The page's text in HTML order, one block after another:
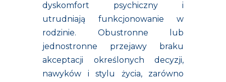
dyskomfort psychiczny i
utrudniają funkcjonowanie w
rodzinie. Obustronne lub
jednostronne przejawy braku
akceptacji określonych decyzji,
nawyków i stylu życia, zarówno